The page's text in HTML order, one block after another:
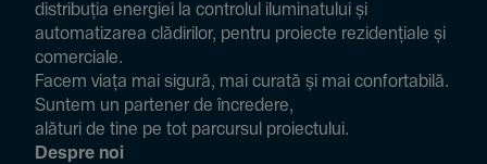
distribuția energiei la controlul ilumi­na­tului și
auto­ma­ti­zarea clădi­rilor, pentru proiecte rezi­den­țiale și
comer­ciale.
Facem viața mai sigură, mai curată și mai confor­ta­bilă.
Suntem un partener de încre­dere,
alături de tine pe tot parcursul proiec­tului.
Despre noi